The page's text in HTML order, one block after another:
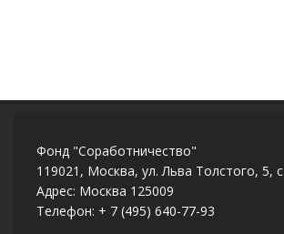
Фонд "Соработничество"
119021, Москва, ул. Льва Толстого, 5,
Адрес: Москва 125009
Телефон: + 7 (495) 640-77-93